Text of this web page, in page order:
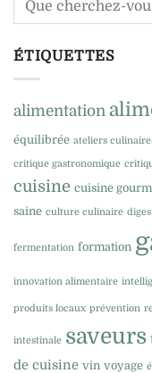
ÉTIQUETTES
alimentation
équilibrée ateliers
critique gastronomique
cuisine cuisine
saine culture culinaire
fermentation formation
innovation alimentaire
produits locaux prévention
intestinale saveurs
de cuisine vin voyage